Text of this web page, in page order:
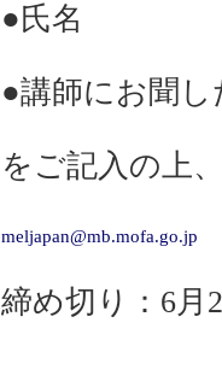
●氏名
●講師にお聞
をご記入の上
meljapan@mb.mofa.go.jp
締め切り：6月